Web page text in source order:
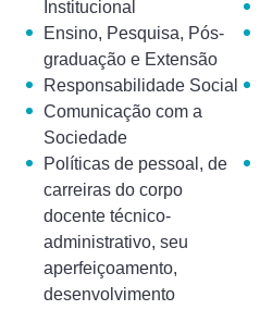
Institucional
Ensino, Pesquisa, Pós-
graduação e Extensão
Responsabilidade Social
Comunicação com a
Sociedade
Políticas de pessoal, de
carreiras do corpo
docente técnico-
administrativo, seu
aperfeiçoamento,
desenvolvimento